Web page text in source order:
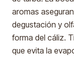
aromas
degustación y
forma del cáliz.
que evita la